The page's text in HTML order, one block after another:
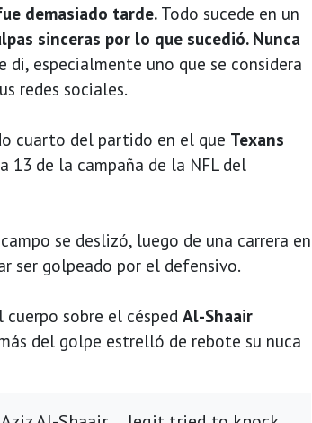
demasiado tarde.Todo sucede en un
sinceras por lo que sucedió. Nunca
di, especialmente uno que se considera
redes sociales.
cuarto del partido en el que Texans
13 de la campaña de la NFL del
se deslizó, luego de una carrera en
ser golpeado por el defensivo.
sobre el césped Al-Shaair
del golpe estrelló de rebote su nuca